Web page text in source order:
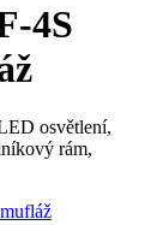
4S
osvětlení,
rám,